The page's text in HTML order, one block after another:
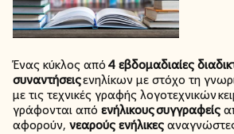
Ένας κύκλος από4 εβδομαδιαίες
συναντήσειςενηλίκων με στόχο τη
με τις τεχνικές γραφής λογοτεχνικών
γράφονται από ενήλικουςσυγγραφείς
αφορούν, νεαρούς ενήλικες